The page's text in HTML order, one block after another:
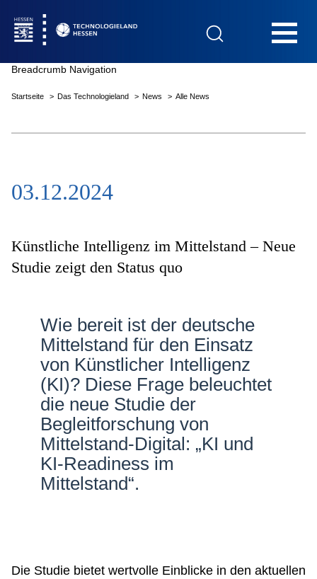
Das Technologieland
Innovationsfelder
Netzwerke
Breadcrumb Navigation
Startseite Das Technologieland News Alle News
03.12.2024
Künstliche Intelligenz im Mittelstand – Neue
Studie zeigt den Status quo
Wie bereit ist der deutsche
Mittelstand für den Einsatz
von Künstlicher Intelligenz
(KI)? Diese Frage beleuchtet
die neue Studie der
Begleitforschung von
Mittelstand-Digital: „KI und
KI-Readiness im
Mittelstand“.
Die Studie bietet wertvolle Einblicke in den aktuellen